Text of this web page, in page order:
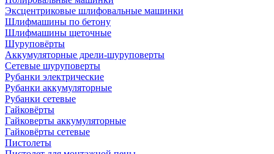
Эксцентриковые шлифовальные машинки
Шлифмашины по бетону
Шлифмашины щеточные
Шуруповёрты
Аккумуляторные дрели-шуруповерты
Сетевые шуруповерты
Рубанки электрические
Рубанки аккумуляторные
Рубанки сетевые
Гайковёрты
Гайковерты аккумуляторные
Гайковёрты сетевые
Пистолеты